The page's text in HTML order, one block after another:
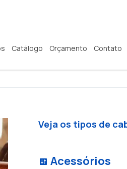
Catálogo Orçamento Contato
Veja os tipos de
Acessórios